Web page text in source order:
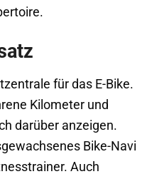
für das E-Bike.
Kilometer und
darüber anzeigen.
Bike-Navi
Auch